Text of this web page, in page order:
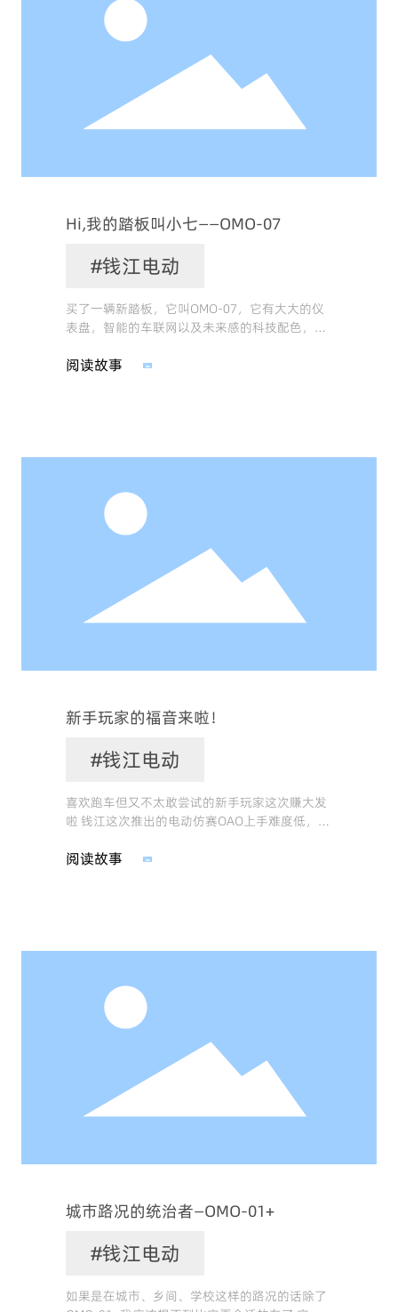
Hi,我的踏板叫小七——OMO-07
#钱江电动
买了一辆新踏板，它叫OMO-07，它有大大的仪
表盘，智能的车联网以及未来感的科技配色，让
梭，穿过万千小巷，让我的生活变的精彩起来，
阅读故事
新手玩家的福音来啦！
#钱江电动
喜欢跑车但又不太敢尝试的新手玩家这次赚大发
啦 钱江这次推出的电动仿赛OAO上手难度低，即
一大截
阅读故事
城市路况的统治者—OMO-01+
#钱江电动
如果是在城市、乡间、学校这样的路况的话除了